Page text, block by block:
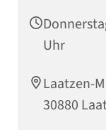
Uhr
Laatzen-
30880